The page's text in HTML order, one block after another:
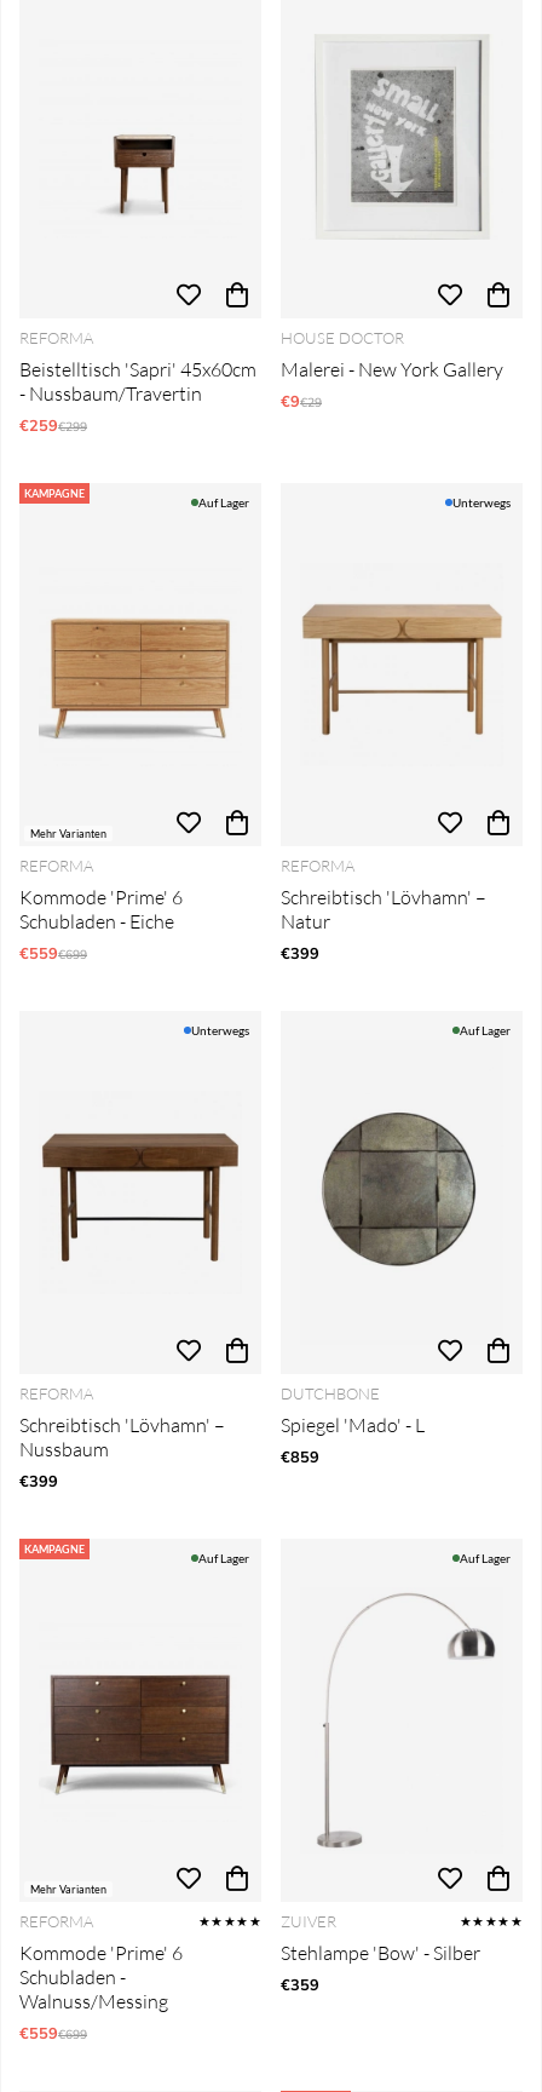
REFORMA
Beistelltisch 'Sapri' 45x60cm
- Nussbaum/Travertin
€259Regulärer Preis:
€299
HOUSE DOCTOR
Malerei - New York Gallery
€9Regulärer Preis:
€29
KAMPAGNE
Mehr Varianten
Auf Lager
REFORMA
Kommode 'Prime' 6
Schubladen - Eiche
€559Regulärer Preis:
€699
Unterwegs
REFORMA
Schreibtisch 'Lövhamn' –
Natur
€399
Unterwegs
REFORMA
Schreibtisch 'Lövhamn' –
Nussbaum
€399
Auf Lager
DUTCHBONE
Spiegel 'Mado' - L
€859
KAMPAGNE
Mehr Varianten
Auf Lager
REFORMA ★★★★★
Kommode 'Prime' 6
Schubladen -
Walnuss/Messing
€559Regulärer Preis:
€699
Auf Lager
ZUIVER ★★★★★
Stehlampe 'Bow' - Silber
€359